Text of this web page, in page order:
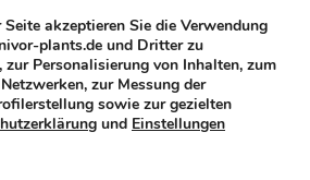
S
k
i
S
k
i
akzeptieren Sie die Verwendung
plants.de und Dritter zu
Personalisierung von Inhalten, zum
zur Messung der
sowie zur gezielten
und Einstellungen